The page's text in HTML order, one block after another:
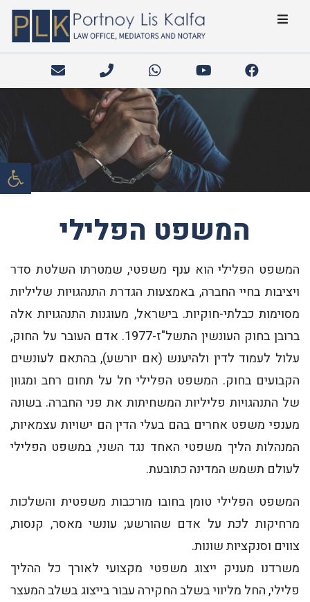
המשפט הפלילי
המשפט הפלילי הוא ענף משפטי, שמטרתו השלטת סדר
ויציבות בחיי החברה, באמצעות הגדרת התנהגויות שליליות
מסוימות כבלתי-חוקיות. בישראל, מעוגנות התנהגויות אלה
ברובן בחוק העונשין התשל"ז-1977. אדם העובר על החוק,
עלול לעמוד לדין ולהיענש (אם יורשע), בהתאם לעונשים
הקבועים בחוק. המשפט הפלילי חל על תחום רחב ומגוון
של התנהגויות פליליות המשחיתות את פני החברה. בשונה
מענפי משפט אחרים בהם בעלי הדין הם ישויות עצמאיות,
המנהלות הליך משפטי האחד נגד השני, במשפט הפלילי
לעולם תשמש המדינה כתובעת.
המשפט הפלילי טומן בחובו מורכבות משפטית והשלכות
מרחיקות לכת על אדם שהורשע; עונשי מאסר, קנסות,
צווים וסנקציות שונות.
משרדנו מעניק ייצוג משפטי מקצועי לאורך כל ההליך
פלילי, החל מליווי בשלב החקירה עבור בייצוג בשלב המעצר